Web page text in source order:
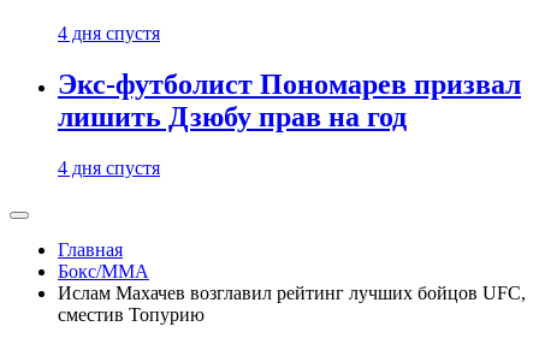
4 дня спустя
Экс-футболист Пономарев призвал
лишить Дзюбу прав на год
4 дня спустя
Главная
Бокс/MMA
Ислам Махачев возглавил рейтинг лучших бойцов UFC,
сместив Топурию